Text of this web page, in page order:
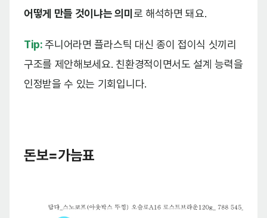
어떻게 만들 것이냐는 의미로 해석하면 돼요.
Tip:주니어라면 플라스틱 대신 종이 접이식 싯끼리
구조를 제안해보세요. 친환경적이면서도 설계 능력을
인정받을 수 있는 기회입니다.
돈보=가늠표